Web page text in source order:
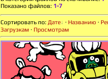
Показано файлов: 1-7
Сортировать по: Дате · Названию ·
Загрузкам · Просмотрам